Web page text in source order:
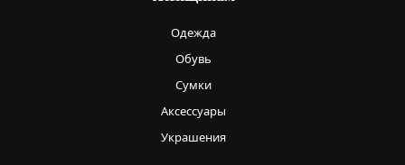
Одежда
Обувь
Сумки
Аксессуары
Украшения